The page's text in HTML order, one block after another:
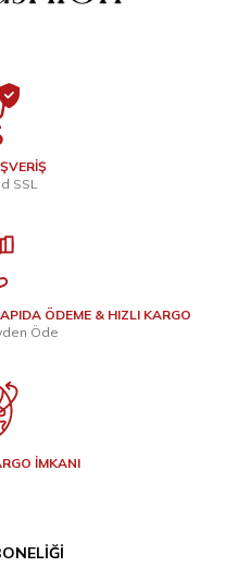
SSL
ÖDEME & HIZLI KARGO
Öde
İMKANI